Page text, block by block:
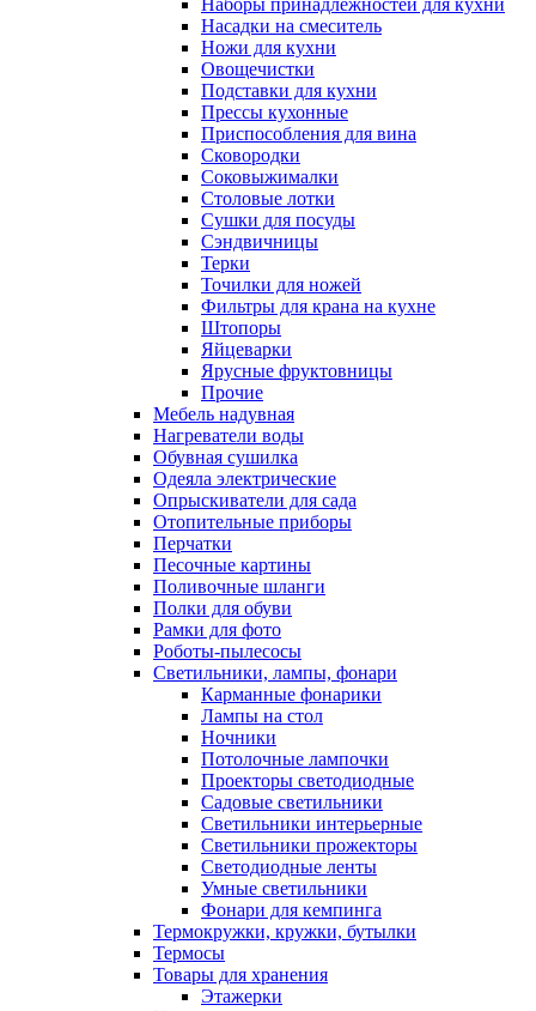
Наборы принадлежностей для кухни
Насадки на смеситель
Ножи для кухни
Овощечистки
Подставки для кухни
Прессы кухонные
Приспособления для вина
Сковородки
Соковыжималки
Столовые лотки
Сушки для посуды
Сэндвичницы
Терки
Точилки для ножей
Фильтры для крана на кухне
Штопоры
Яйцеварки
Ярусные фруктовницы
Прочие
Мебель надувная
Нагреватели воды
Обувная сушилка
Одеяла электрические
Опрыскиватели для сада
Отопительные приборы
Перчатки
Песочные картины
Поливочные шланги
Полки для обуви
Рамки для фото
Роботы-пылесосы
Светильники, лампы, фонари
Карманные фонарики
Лампы на стол
Ночники
Потолочные лампочки
Проекторы светодиодные
Садовые светильники
Светильники интерьерные
Светильники прожекторы
Светодиодные ленты
Умные светильники
Фонари для кемпинга
Термокружки, кружки, бутылки
Термосы
Товары для хранения
Этажерки